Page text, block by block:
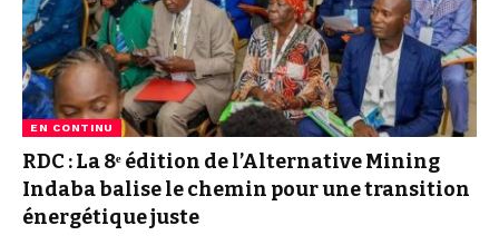
EN CONTINU
RDC : La 8ᵉ édition de l’Alternative Mining
Indaba balise le chemin pour une transition
énergétique juste